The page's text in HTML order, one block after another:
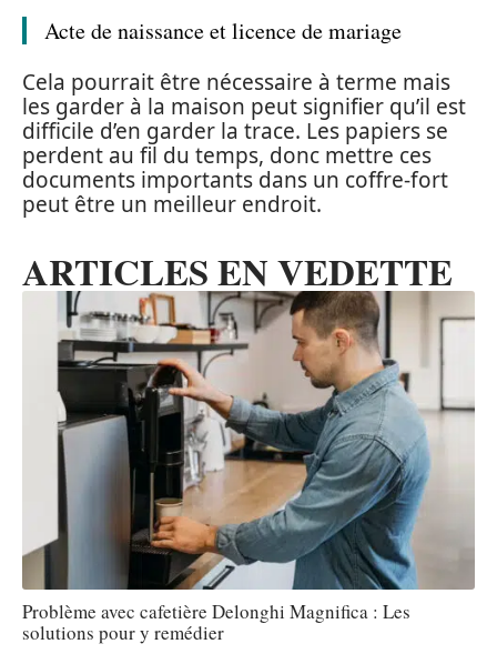
Acte de naissance et licence de mariage
Cela pourrait être nécessaire à terme mais
les garder à la maison peut signifier qu’il est
difficile d’en garder la trace. Les papiers se
perdent au fil du temps, donc mettre ces
documents importants dans un coffre-fort
peut être un meilleur endroit.
ARTICLES EN VEDETTE
Problème avec cafetière Delonghi Magnifica : Les
solutions pour y remédier